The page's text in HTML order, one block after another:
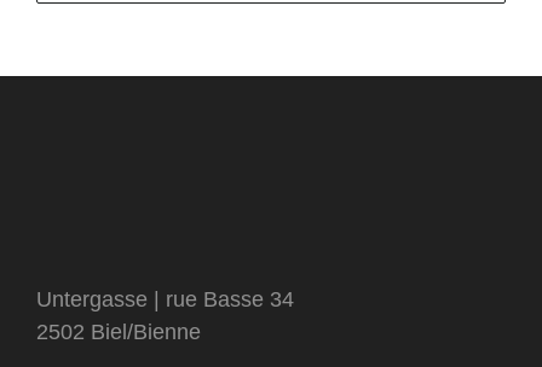
Untergasse | rue Basse 34
2502 Biel/Bienne